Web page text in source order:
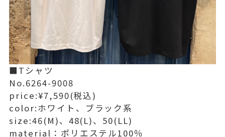
■Tシャツ
No.6264-9008
price:¥7,590(税込)
color:ホワイト、ブラック系
size:46(M)、48(L)、50(LL)
material：ポリエステル100％